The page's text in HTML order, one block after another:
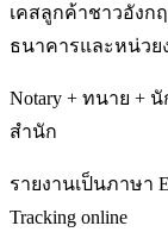
เคสลูกค้าชาวอังก
ธนาคารและหน่วย
Notary + ทนาย +
สำนัก
รายงานเป็นภาษา
Tracking online